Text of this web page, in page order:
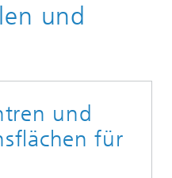
und
und
für